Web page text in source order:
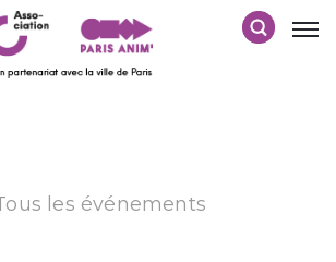
les événements